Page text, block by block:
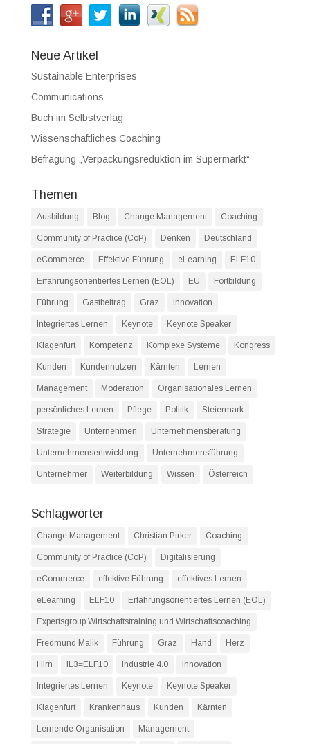
Neue Artikel
Sustainable Enterprises
Communications
Buch im Selbstverlag
Wissenschaftliches Coaching
Befragung „Verpackungsreduktion im Supermarkt“
Themen
Ausbildung Blog Change Management Coaching
Community of Practice (CoP) Denken Deutschland
eCommerce Effektive Führung eLearning ELF10
Erfahrungsorientiertes Lernen (EOL) EU Fortbildung
Führung Gastbeitrag Graz Innovation
Integriertes Lernen Keynote Keynote Speaker
Klagenfurt Kompetenz Komplexe Systeme Kongress
Kunden Kundennutzen Kärnten Lernen
Management Moderation Organisationales Lernen
persönliches Lernen Pflege Politik Steiermark
Strategie Unternehmen Unternehmensberatung
Unternehmensentwicklung Unternehmensführung
Unternehmer Weiterbildung Wissen Österreich
Schlagwörter
Change Management Christian Pirker Coaching
Community of Practice (CoP) Digitalisierung
eCommerce effektive Führung effektives Lernen
eLearning ELF10 Erfahrungsorientiertes Lernen (EOL)
Expertsgroup Wirtschaftstraining und Wirtschaftscoaching
Fredmund Malik Führung Graz Hand Herz
Hirn IL3=ELF10 Industrie 4.0 Innovation
Integriertes Lernen Keynote Keynote Speaker
Klagenfurt Krankenhaus Kunden Kärnten
Lernende Organisation Management